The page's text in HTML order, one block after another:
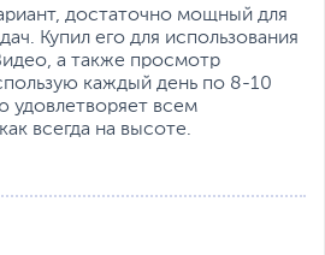
Цифровой блок
Сверхтонкий корпус с
металлической крышкой
Черный
Низкий уровень
достаточно мощный для
Купил его для использования
а также просмотр
каждый день по 8-10
удовлетворяет всем
всегда на высоте.